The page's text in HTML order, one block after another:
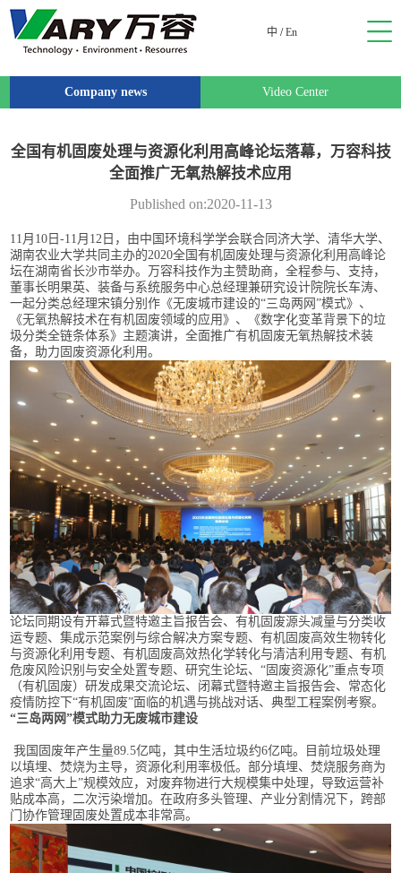
中 /En
Company news Video Center
全国有机固废处理与资源化利用高峰论坛落幕，万容科技
全面推广无氧热解技术应用
Published on:2020-11-13
11月10日-11月12日，由中国环境科学学会联合同济大学、清华大学、
湖南农业大学共同主办的2020全国有机固废处理与资源化利用高峰论
坛在湖南省长沙市举办。万容科技作为主赞助商，全程参与、支持，
董事长明果英、装备与系统服务中心总经理兼研究设计院院长车涛、
一起分类总经理宋镇分别作《无废城市建设的“三岛两网”模式》、
《无氧热解技术在有机固废领域的应用》、《数字化变革背景下的垃
圾分类全链条体系》主题演讲，全面推广有机固废无氧热解技术装
备，助力固废资源化利用。
论坛同期设有开幕式暨特邀主旨报告会、有机固废源头减量与分类收
运专题、集成示范案例与综合解决方案专题、有机固废高效生物转化
与资源化利用专题、有机固废高效热化学转化与清洁利用专题、有机
危废风险识别与安全处置专题、研究生论坛、“固废资源化”重点专项
（有机固废）研发成果交流论坛、闭幕式暨特邀主旨报告会、常态化
疫情防控下“有机固废”面临的机遇与挑战对话、典型工程案例考察。
“三岛两网”模式助力无废城市建设
我国固废年产生量89.5亿吨，其中生活垃圾约6亿吨。目前垃圾处理
以填埋、焚烧为主导，资源化利用率极低。部分填埋、焚烧服务商为
追求“高大上”规模效应，对废弃物进行大规模集中处理，导致运营补
贴成本高，二次污染增加。在政府多头管理、产业分割情况下，跨部
门协作管理固废处置成本非常高。